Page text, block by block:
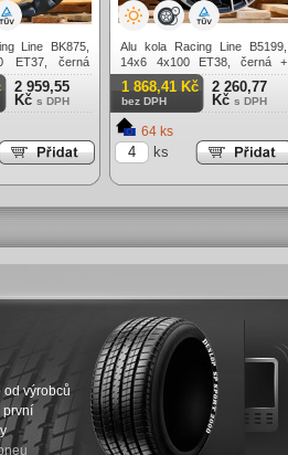
Line BK875,
ET37, černá
2 959,55
Kč s DPH
Alu kola Racing Line B5199,
14x6 4x100 ET38, černá +
leštění
1 868,41 Kč
bez DPH
2 260,77
Kč s DPH
64 ks
ks
od výrobců
první